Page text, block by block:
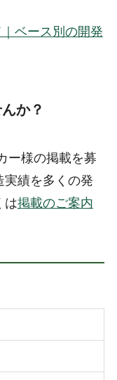
ベース別の開発
か？
ー様の掲載を募
実績を多くの発
は掲載のご案内